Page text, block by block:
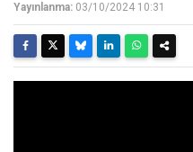
Yayınlanma: 03/10/2024 10:31